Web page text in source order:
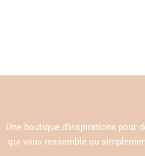
Une boutique d’inspirations pour
qui vous ressemble ou